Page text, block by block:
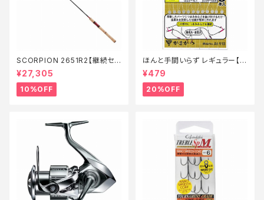
SCORPION 2651R2【継続セ
ール_ロッド】【10】
¥27,305
10%OFF
ほんと手間いらず レギュラー【特
価仕掛】【20】
¥479
20%OFF